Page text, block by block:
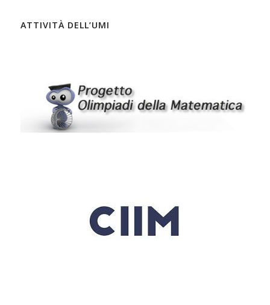
ATTIVITÀ DELL’UMI